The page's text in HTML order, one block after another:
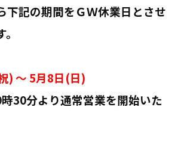
下記の期間をＧＷ休業日とさせ
) ～ 5月8日(日)
30分より通常営業を開始いた